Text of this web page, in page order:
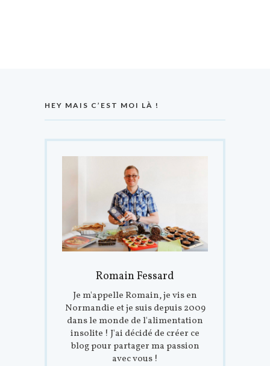
HEY MAIS C’EST MOI LÀ !
Romain Fessard
Je m'appelle Romain, je vis en
Normandie et je suis depuis 2009
dans le monde de l'alimentation
insolite ! J'ai décidé de créer ce
blog pour partager ma passion
avec vous !